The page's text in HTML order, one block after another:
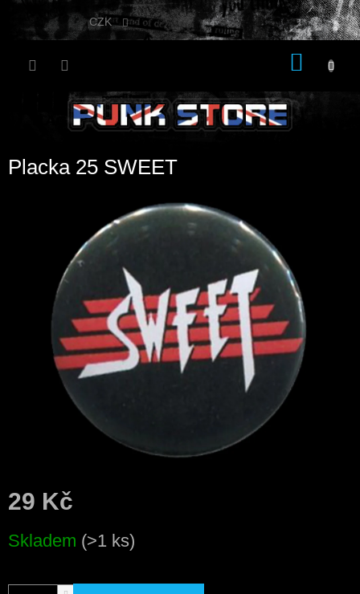
Přejít
CZK
Placka 25 SWEET
29 Kč
cena:
Skladem (>1 ks)